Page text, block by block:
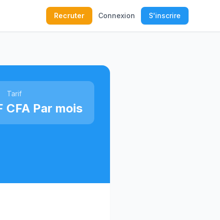
Recruter Connexion S'inscrire
Tarif
Par mois